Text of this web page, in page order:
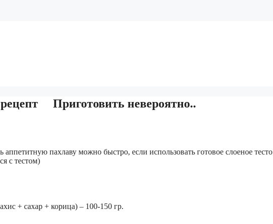
⠀ Приготовить невероятно..
пахлаву можно быстро, если использовать готовое слоеное
с тестом)
+ сахар + корица) – 100-150 гр.